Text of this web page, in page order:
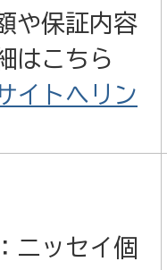
や保証内容
はこちら
イトへリン
ニッセイ個